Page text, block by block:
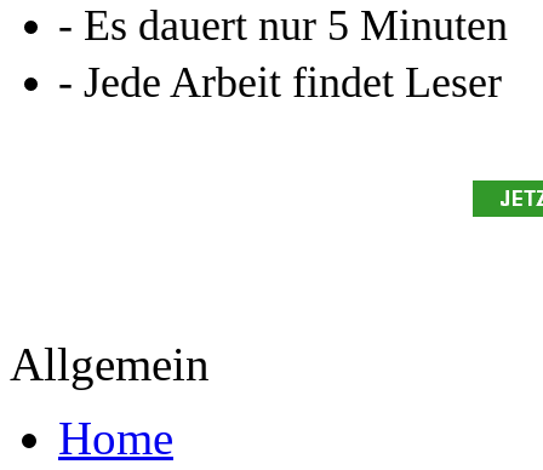
- Es dauert nur 5 Minuten
- Jede Arbeit findet Leser
Allgemein
Home